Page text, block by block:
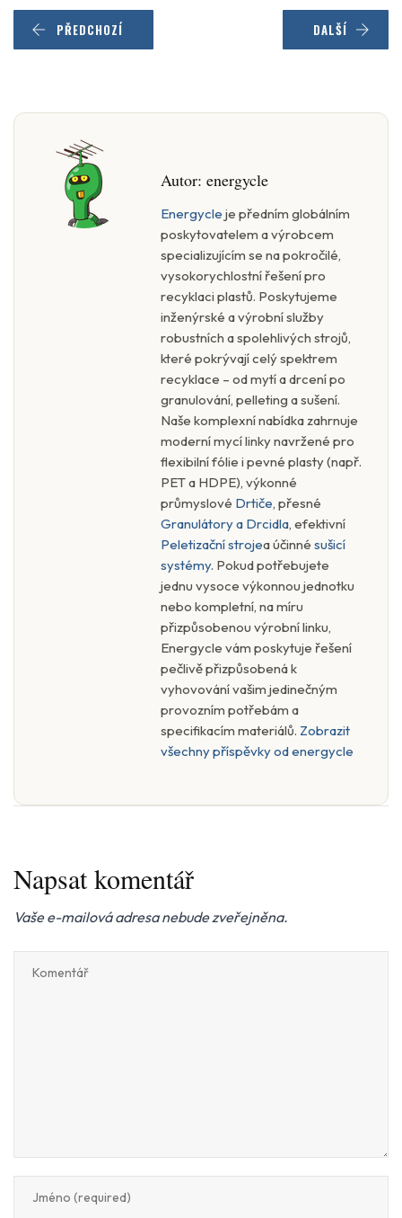
PŘEDCHOZÍ DALŠÍ
Autor: energycle
Energycle je předním globálním
poskytovatelem a výrobcem
specializujícím se na pokročilé,
vysokorychlostní řešení pro
recyklaci plastů. Poskytujeme
inženýrské a výrobní služby
robustních a spolehlivých strojů,
které pokrývají celý spektrem
recyklace – od mytí a drcení po
granulování, pelleting a sušení.
Naše komplexní nabídka zahrnuje
moderní mycí linky navržené pro
flexibilní fólie i pevné plasty (např.
PET a HDPE), výkonné
průmyslové Drtiče, přesné
Granulátory a Drcidla, efektivní
Peletizační strojea účinné sušicí
systémy. Pokud potřebujete
jednu vysoce výkonnou jednotku
nebo kompletní, na míru
přizpůsobenou výrobní linku,
Energycle vám poskytuje řešení
pečlivě přizpůsobená k
vyhovování vašim jedinečným
provozním potřebám a
specifikacím materiálů. Zobrazit
všechny příspěvky od energycle
Napsat komentář
Vaše e-mailová adresa nebude zveřejněna.